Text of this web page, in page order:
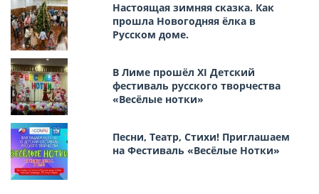
Настоящая зимняя сказка. Как
прошла Новогодняя ёлка в
Русском доме.
В Лиме прошёл XI Детский
фестиваль русского творчества
«Весёлые нотки»
Песни, Театр, Стихи! Приглашаем
на Фестиваль «Весёлые Нотки»